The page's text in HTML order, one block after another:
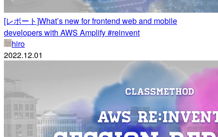
[レポート]What’s new for frontend web and mobile
developers with AWS Amplify #reinvent
hiro
2022.12.01